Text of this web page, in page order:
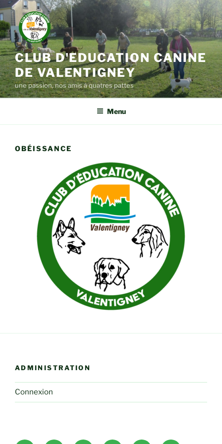
Aller
au
contenu
principal
CLUB D'EDUCATION CANINE
DE VALENTIGNEY
une passion, nos amis à quatres pattes
Menu
OBÉISSANCE
ADMINISTRATION
Connexion